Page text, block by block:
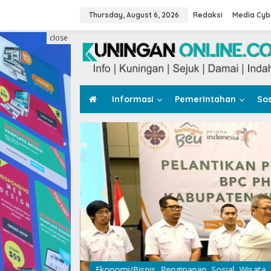
Thursday, August 6, 2026 Redaksi Media
Informasi Pemerintahan
close